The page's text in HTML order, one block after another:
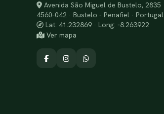
Avenida São Miguel de Bustelo, 2835
4560-042 · Bustelo - Penafiel · Portugal
Lat: 41.232869 · Long: -8.263922
Ver mapa